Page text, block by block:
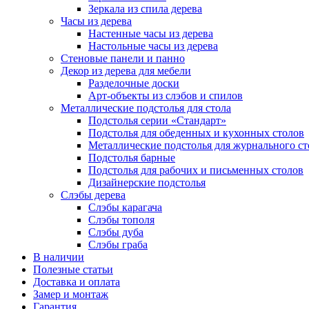
Зеркала из спила дерева
Часы из дерева
Настенные часы из дерева
Настольные часы из дерева
Стеновые панели и панно
Декор из дерева для мебели
Разделочные доски
Арт-объекты из слэбов и спилов
Металлические подстолья для стола
Подстолья серии «Стандарт»
Подстолья для обеденных и кухонных столов
Металлические подстолья для журнального
Подстолья барные
Подстолья для рабочих и письменных столов
Дизайнерские подстолья
Слэбы дерева
Слэбы карагача
Слэбы тополя
Слэбы дуба
Слэбы граба
В наличии
Полезные статьи
Доставка и оплата
Замер и монтаж
Гарантия